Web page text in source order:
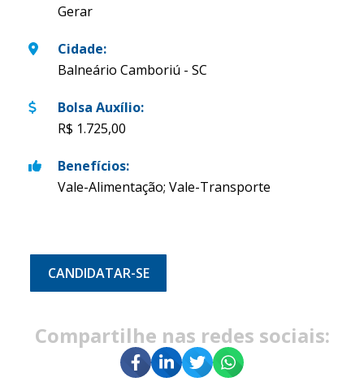
Gerar
Cidade:
Balneário Camboriú - SC
Bolsa Auxílio:
R$ 1.725,00
Benefícios:
Vale-Alimentação; Vale-Transporte
CANDIDATAR-SE
Compartilhe nas redes sociais: